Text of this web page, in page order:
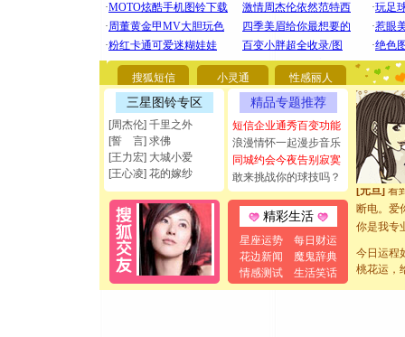
搜狐短信 小灵通 性感丽人
三星图铃专区
[周杰伦] 千里之外
[誓 言] 求佛
[王力宏] 大城小爱
[王心凌] 花的嫁纱
精品专题推荐
短信企业通秀百变功能
浪漫情怀一起漫步音乐
同城约会今夜告别寂寞
敢来挑战你的球技吗？
精彩生活
星座运势
每日财运
花边新闻
魔鬼辞典
情感测试
生活笑话
[圣诞节]
要平安
[圣诞节]
能正大光
都要快乐
[圣诞节]
如意,快
[元旦]看
断电。爱
你是我专
起；二是
离。水晶
[元旦]当
今日运程
桃花运，